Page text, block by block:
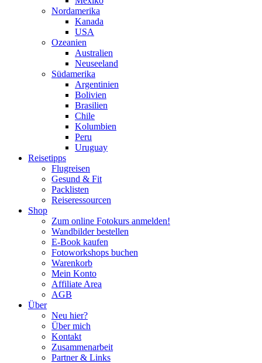
Nordamerika
Kanada
USA
Ozeanien
Australien
Neuseeland
Südamerika
Argentinien
Bolivien
Brasilien
Chile
Kolumbien
Peru
Uruguay
Reisetipps
Flugreisen
Gesund & Fit
Packlisten
Reiseressourcen
Shop
Zum online Fotokurs anmelden!
Wandbilder bestellen
E-Book kaufen
Fotoworkshops buchen
Warenkorb
Mein Konto
Affiliate Area
AGB
Über
Neu hier?
Über mich
Kontakt
Zusammenarbeit
Partner & Links